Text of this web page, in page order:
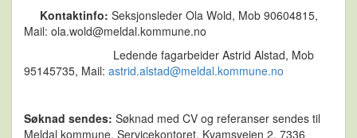
Kontaktinfo: Seksjonsleder Ola Wold, Mob 90604815,
Mail: ola.wold@meldal.kommune.no
Ledende fagarbeider Astrid Alstad, Mob
95145735, Mail: astrid.alstad@meldal.kommune.no
Søknad sendes: Søknad med CV og referanser sendes til
Meldal kommune, Servicekontoret, Kvamsveien 2, 7336